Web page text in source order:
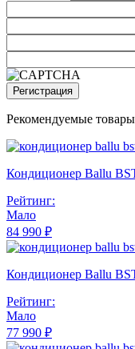
Регистрация
Рекомендуемые товары
Кондиционер Ballu
Рейтинг:
Мало
84 990 ₽
Кондиционер Ballu
Рейтинг:
Мало
77 990 ₽